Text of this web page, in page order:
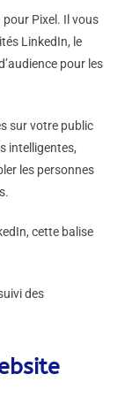
pour Pixel. Il vous
LinkedIn, le
pour les
sur votre public
intelligentes,
les personnes
cette balise
des